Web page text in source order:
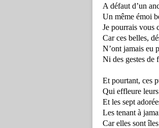
A défaut d’un
Un même émoi
Je pourrais vous
Car ces belles,
N’ont jamais eu
Ni des gestes de
Et pourtant, ces
Qui effleure
Et les sept
Les tenant à
Car elles sont